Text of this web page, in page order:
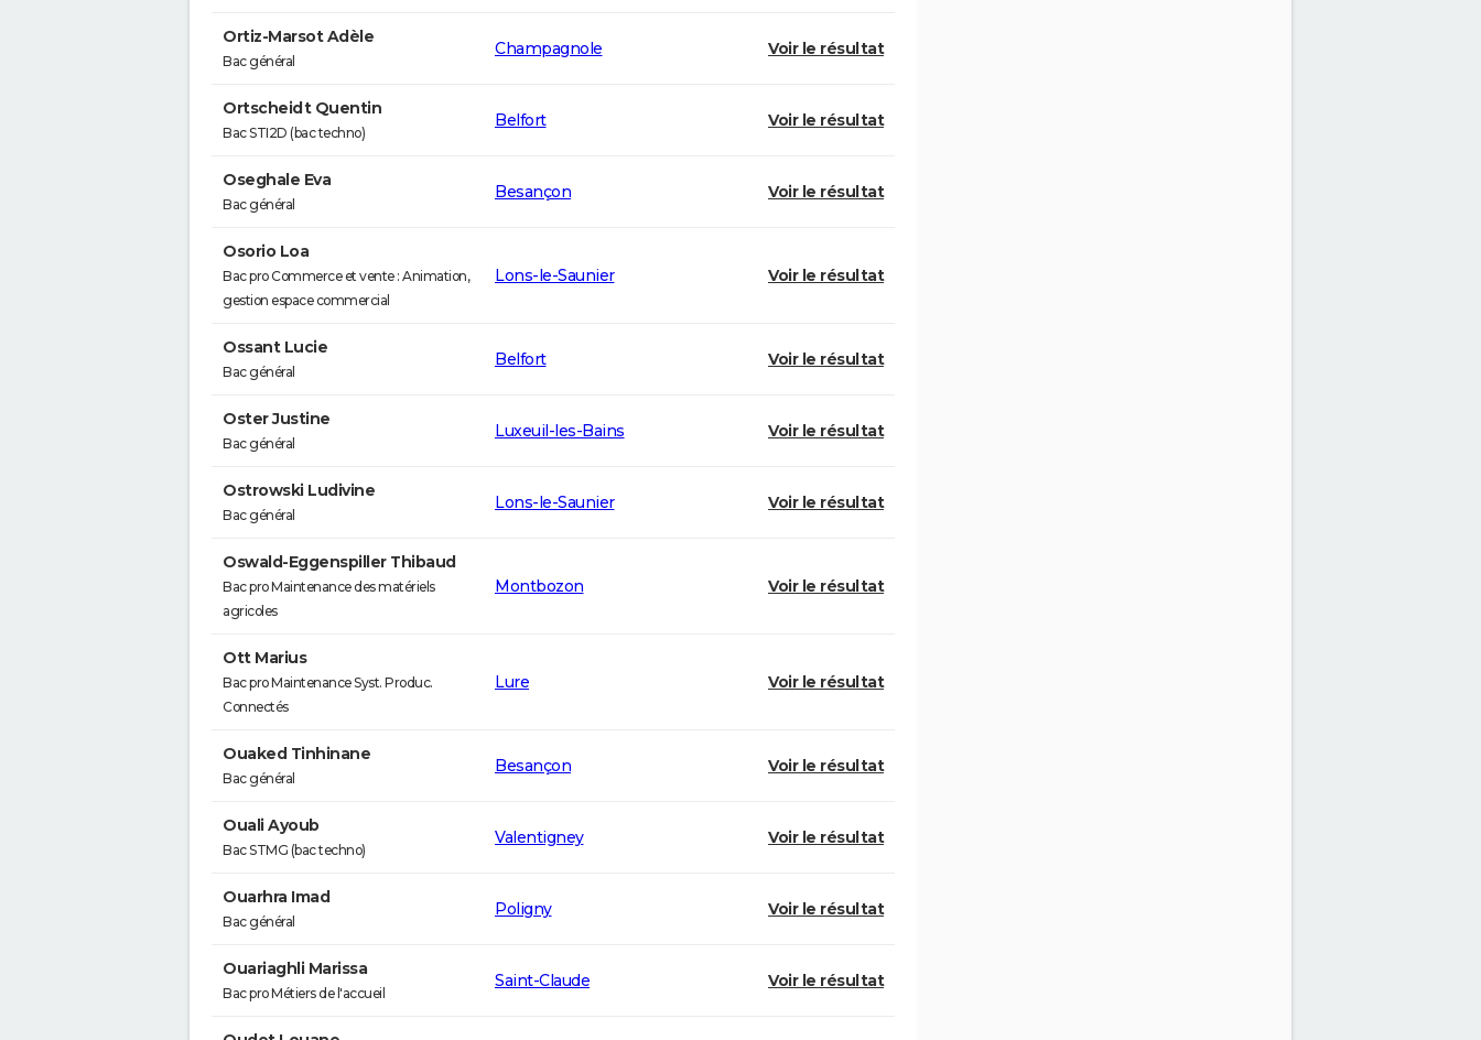
Ortiz-Marsot Adèle
Bac général
Champagnole Voir le résultat
Ortscheidt Quentin
Bac STI2D (bac techno)
Belfort Voir le résultat
Oseghale Eva
Bac général
Besançon Voir le résultat
Osorio Loa
Bac pro Commerce et vente : Animation,
gestion espace commercial
Lons-le-Saunier Voir le résultat
Ossant Lucie
Bac général
Belfort Voir le résultat
Oster Justine
Bac général
Luxeuil-les-Bains Voir le résultat
Ostrowski Ludivine
Bac général
Lons-le-Saunier Voir le résultat
Oswald-Eggenspiller Thibaud
Bac pro Maintenance des matériels
agricoles
Montbozon Voir le résultat
Ott Marius
Bac pro Maintenance Syst. Produc.
Connectés
Lure Voir le résultat
Ouaked Tinhinane
Bac général
Besançon Voir le résultat
Ouali Ayoub
Bac STMG (bac techno)
Valentigney Voir le résultat
Ouarhra Imad
Bac général
Poligny Voir le résultat
Ouariaghli Marissa
Bac pro Métiers de l'accueil
Saint-Claude Voir le résultat